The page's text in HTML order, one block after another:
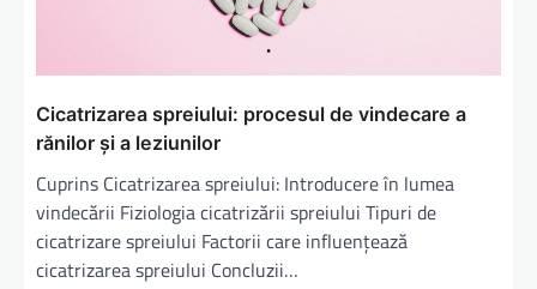
Cicatrizarea spreiului: procesul de vindecare a
rănilor și a leziunilor
Cuprins Cicatrizarea spreiului: Introducere în lumea
vindecării Fiziologia cicatrizării spreiului Tipuri de
cicatrizare spreiului Factorii care influențează
cicatrizarea spreiului Concluzii…